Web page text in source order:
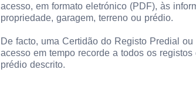
acesso, em formato eletrónico (PDF), às
propriedade, garagem, terreno ou prédio.
De facto, uma Certidão do Registo Predial
acesso em tempo recorde a todos os
prédio descrito.